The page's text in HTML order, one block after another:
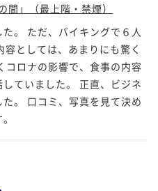
間」（最上階・禁煙）
。 ただ、バイキングで６人
としては、あまりにも驚く
コロナの影響で、食事の内容
ていました。 正直、ビジネ
。 口コミ、写真を見て決め